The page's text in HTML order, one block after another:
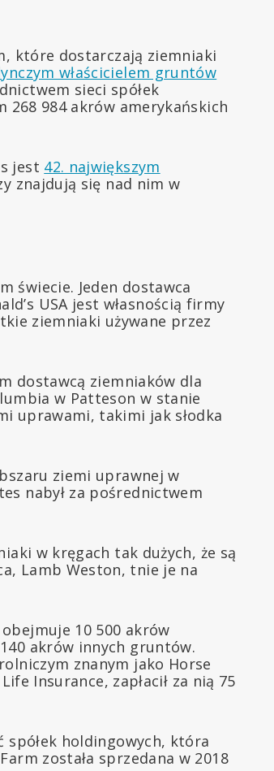
które dostarczają ziemniaki
właścicielem gruntów
sieci spółek
268 984 akrów amerykańskich
jest 42. największym
znajdują się nad nim w
świecie. Jeden dostawca
USA jest własnością firmy
ziemniaki używane przez
dostawcą ziemniaków dla
w Patteson w stanie
uprawami, takimi jak słodka
ziemi uprawnej w
nabył za pośrednictwem
w kręgach tak dużych, że są
Lamb Weston, tnie je na
10 500 akrów
akrów innych gruntów.
znanym jako Horse
Insurance, zapłacił za nią 75
spółek holdingowych, która
została sprzedana w 2018